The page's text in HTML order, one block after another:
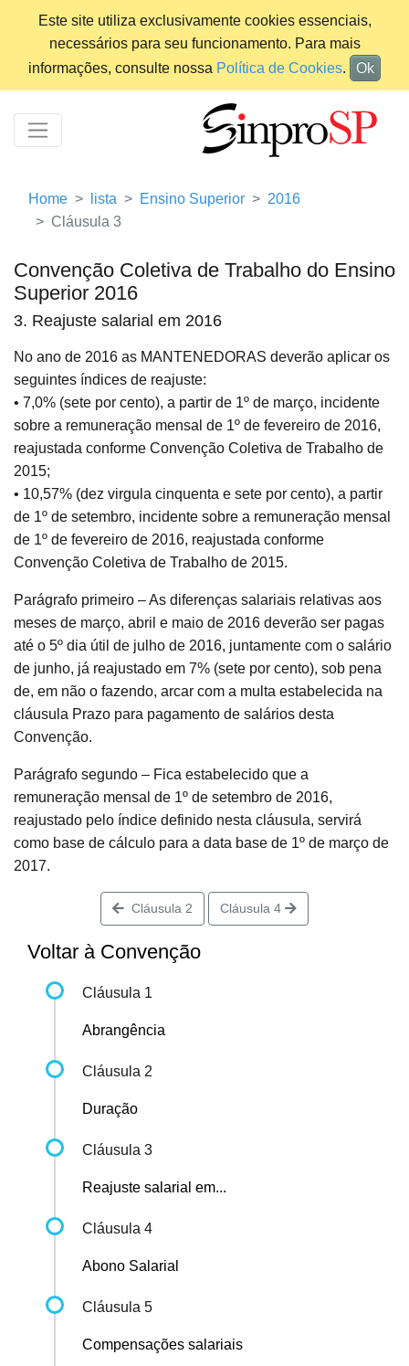
Este site utiliza exclusivamente cookies essenciais,
necessários para seu funcionamento. Para mais
informações, consulte nossa Política de Cookies. Ok
Home lista Ensino Superior
2016
Cláusula 3
Convenção Coletiva de Trabalho do Ensino
Superior 2016
3. Reajuste salarial em 2016
No ano de 2016 as MANTENEDORAS deverão aplicar os
seguintes índices de reajuste:
• 7,0% (sete por cento), a partir de 1º de março, incidente
sobre a remuneração mensal de 1º de fevereiro de 2016,
reajustada conforme Convenção Coletiva de Trabalho de
2015;
• 10,57% (dez virgula cinquenta e sete por cento), a partir
de 1º de setembro, incidente sobre a remuneração mensal
de 1º de fevereiro de 2016, reajustada conforme
Convenção Coletiva de Trabalho de 2015.
Parágrafo primeiro – As diferenças salariais relativas aos
meses de março, abril e maio de 2016 deverão ser pagas
até o 5º dia útil de julho de 2016, juntamente com o salário
de junho, já reajustado em 7% (sete por cento), sob pena
de, em não o fazendo, arcar com a multa estabelecida na
cláusula Prazo para pagamento de salários desta
Convenção.
Parágrafo segundo – Fica estabelecido que a
remuneração mensal de 1º de setembro de 2016,
reajustado pelo índice definido nesta cláusula, servirá
como base de cálculo para a data base de 1º de março de
2017.
Cláusula 2 Cláusula 4
Voltar à Convenção
Cláusula 1
Abrangência
Cláusula 2
Duração
Cláusula 3
Reajuste salarial em...
Cláusula 4
Abono Salarial
Cláusula 5
Compensações salariais